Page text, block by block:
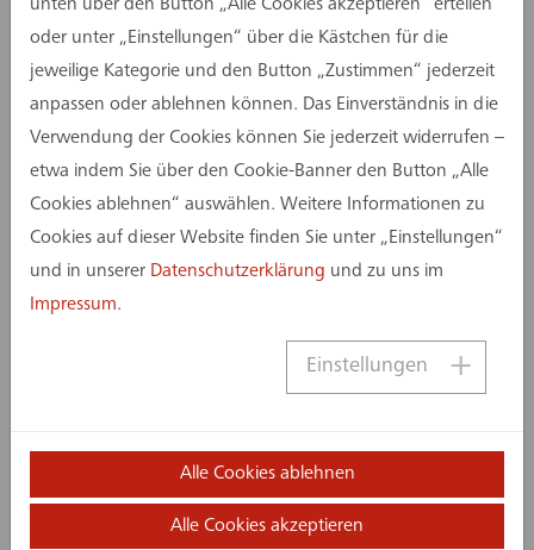
laboratorium:zwischenraum | 13.11.2025 -
30.04.2026
Dirk Pleyer | 09.05. - 31.10.2025
unten über den Button „Alle Cookies akzeptieren“ erteilen
oder unter „Einstellungen“ über die Kästchen für die
jeweilige Kategorie und den Button „Zustimmen“ jederzeit
anpassen oder ablehnen können. Das Einverständnis in die
Verwendung der Cookies können Sie jederzeit widerrufen –
etwa indem Sie über den Cookie-Banner den Button „Alle
Cookies ablehnen“ auswählen. Weitere Informationen zu
Cookies auf dieser Website finden Sie unter „Einstellungen“
und in unserer Datenschutzerklärung und zu uns im
Impressum.
Einstellungen
Alle Cookies ablehnen
Alle Cookies akzeptieren